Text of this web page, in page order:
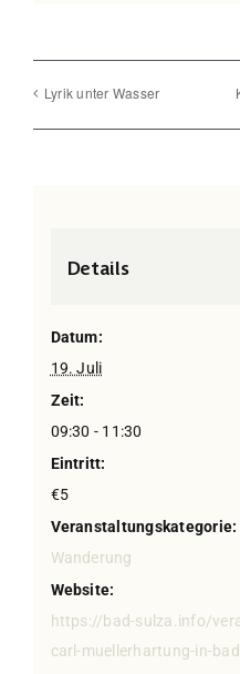
Lyrik unter Wasser
Details
Datum:
19. Juli
Zeit:
09:30 - 11:30
Eintritt:
€5
Veranstaltungskategorie:
Wanderung
Website:
https://bad-sulza.info/
carl-muellerhartung-in-